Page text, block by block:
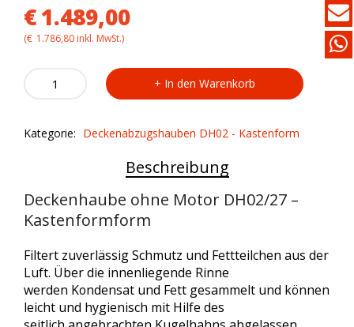
€1.489,00
(€ 1.786,80 inkl. MwSt.)
Deckenabzugshaube
quantity
In den Warenkorb
Kategorie: Deckenabzugshauben DH02 - Kastenform
Beschreibung
Deckenhaube ohne Motor DH02/27 –
Kastenformform
Filtert zuverlässig Schmutz und Fettteilchen aus der
Luft. Über die innenliegende Rinne
werden Kondensat und Fett gesammelt und können
leicht und hygienisch mit Hilfe des